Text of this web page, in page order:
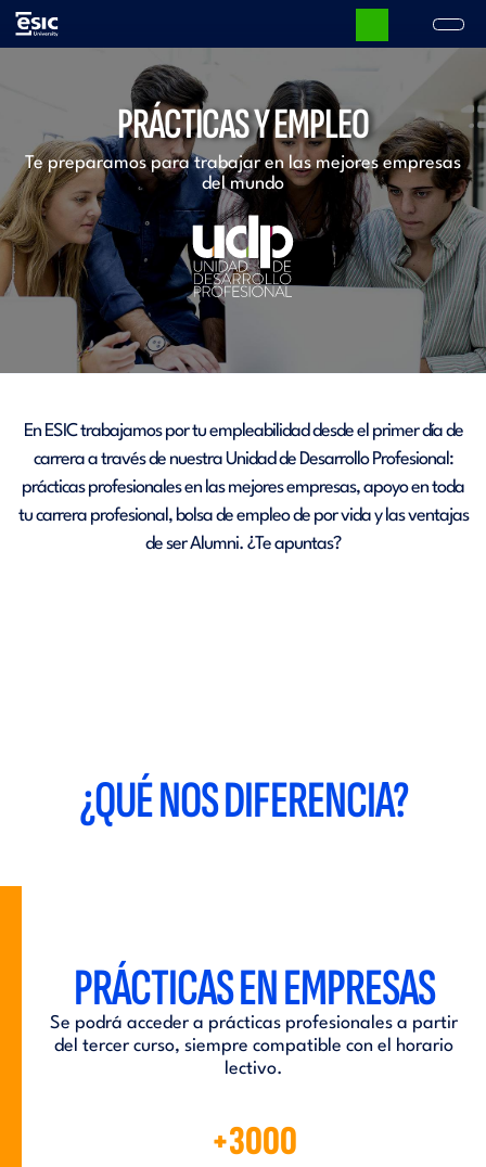
Pasar
PRÁCTICAS Y EMPLEO
Te preparamos para trabajar en las mejores empresas
del mundo
En ESIC trabajamos por tu empleabilidad desde el primer día de
carrera a través de nuestra Unidad de Desarrollo Profesional:
prácticas profesionales en las mejores empresas, apoyo en toda
tu carrera profesional, bolsa de empleo de por vida y las ventajas
de ser Alumni. ¿Te apuntas?
¿QUÉ NOS DIFERENCIA?
PRÁCTICAS EN EMPRESAS
Se podrá acceder a prácticas profesionales a partir
del tercer curso, siempre compatible con el horario
lectivo.
+3000